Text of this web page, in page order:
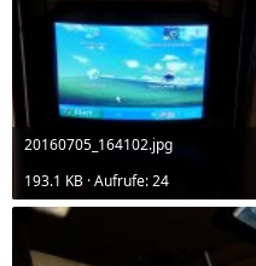
20160705_164102.jpg
193.1 KB · Aufrufe: 24